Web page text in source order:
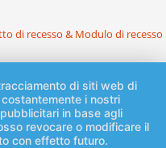
di recesso & Modulo di recesso
di siti web di
i nostri
in base agli
revocare o modificare il
con effetto futuro.